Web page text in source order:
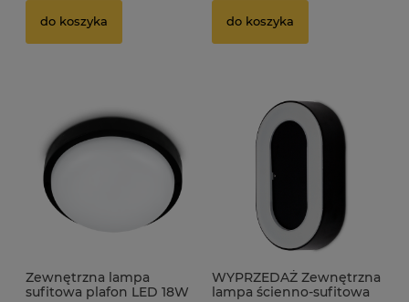
do koszyka do koszyka
Zewnętrzna lampa
sufitowa plafon LED 18W
WYPRZEDAŻ Zewnętrzna
lampa ścienno-sufitowa